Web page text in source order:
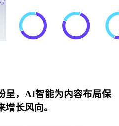
呈，AI智能为内容布局保
长风向。